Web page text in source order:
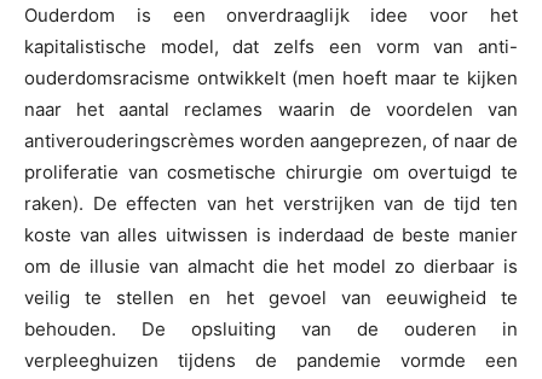
Ouderdom is een onverdraaglijk idee voor het
kapitalistische model, dat zelfs een vorm van anti-
ouderdomsracisme ontwikkelt (men hoeft maar te kijken
naar het aantal reclames waarin de voordelen van
antiverouderingscrèmes worden aangeprezen, of naar de
proliferatie van cosmetische chirurgie om overtuigd te
raken). De effecten van het verstrijken van de tijd ten
koste van alles uitwissen is inderdaad de beste manier
om de illusie van almacht die het model zo dierbaar is
veilig te stellen en het gevoel van eeuwigheid te
behouden. De opsluiting van de ouderen in
verpleeghuizen tijdens de pandemie vormde een